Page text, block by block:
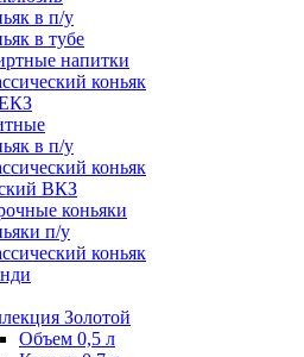
в п/у
в тубе
напитки
коньяк
в п/у
коньяк
ВКЗ
коньяки
п/у
коньяк
Золотой
Объем 0,5 л